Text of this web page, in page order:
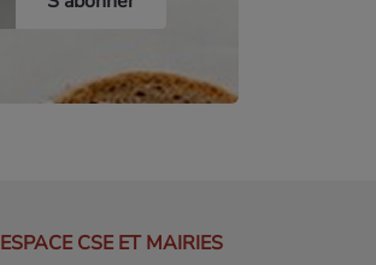
ESPACE CSE ET MAIRIES